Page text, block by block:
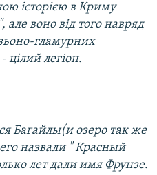
історією в Криму
але воно від того навряд
гламурних
цілий легіон.
Багайлы(и озеро так же
назвали " Красный
лет дали имя Фрунзе.